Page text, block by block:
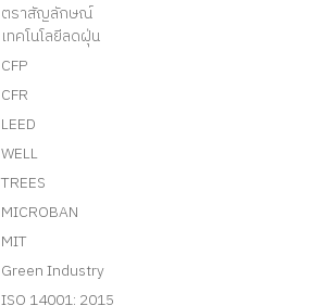
ตราสัญลักษณ์
เทคโนโลยีลดฝุ่น
CFP
CFR
LEED
WELL
TREES
MICROBAN
MIT
Green Industry
ISO 14001: 2015